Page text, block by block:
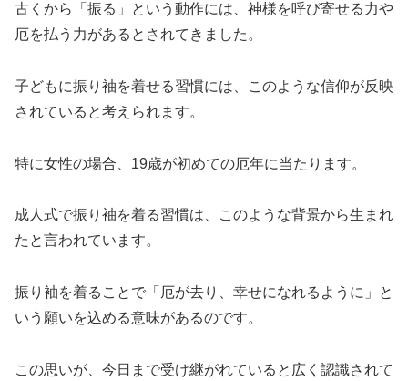
古くから「振る」という動作には、神様を呼び寄せる力や
厄を払う力があるとされてきました。
子どもに振り袖を着せる習慣には、このような信仰が反映
されていると考えられます。
特に女性の場合、19歳が初めての厄年に当たります。
成人式で振り袖を着る習慣は、このような背景から生まれ
たと言われています。
振り袖を着ることで「厄が去り、幸せになれるように」と
いう願いを込める意味があるのです。
この思いが、今日まで受け継がれていると広く認識されて